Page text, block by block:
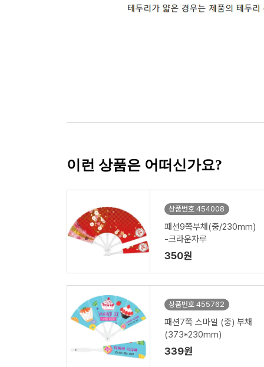
이런 상품은 어떠신가요?
상품번호 454008
패션9쪽부채(중/230mm)
-크라운자루
350원
상품번호 455762
패션7쪽 스마일 (중) 부채
(373*230mm)
339원